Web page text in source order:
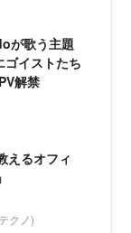
が歌う主題
ゴイストたち
解禁
えるオフィ
クノ)